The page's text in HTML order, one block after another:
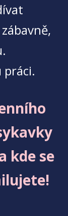
práci.
kde se